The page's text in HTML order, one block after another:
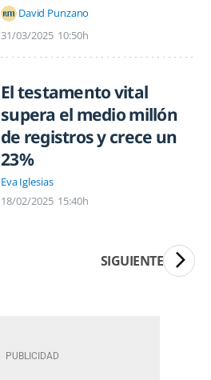
David Punzano
31/03/2025 10:50h
El testamento vital
supera el medio millón
de registros y crece un
23%
Eva Iglesias
18/02/2025 15:40h
SIGUIENTE